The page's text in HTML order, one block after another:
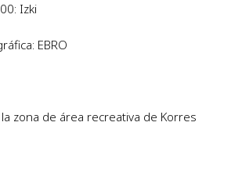
Izki
EBRO
zona de área recreativa de Korres